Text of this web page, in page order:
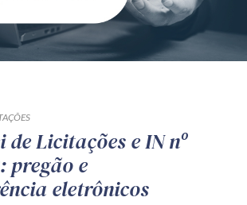
de Licitações e IN nº
pregão e
eletrônicos